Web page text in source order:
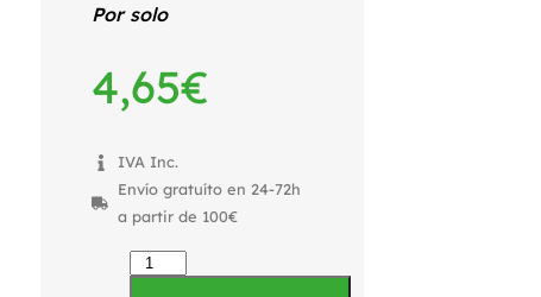
Por solo
4,65€
IVA Inc.
Envío gratuíto en 24-72h
a partir de 100€